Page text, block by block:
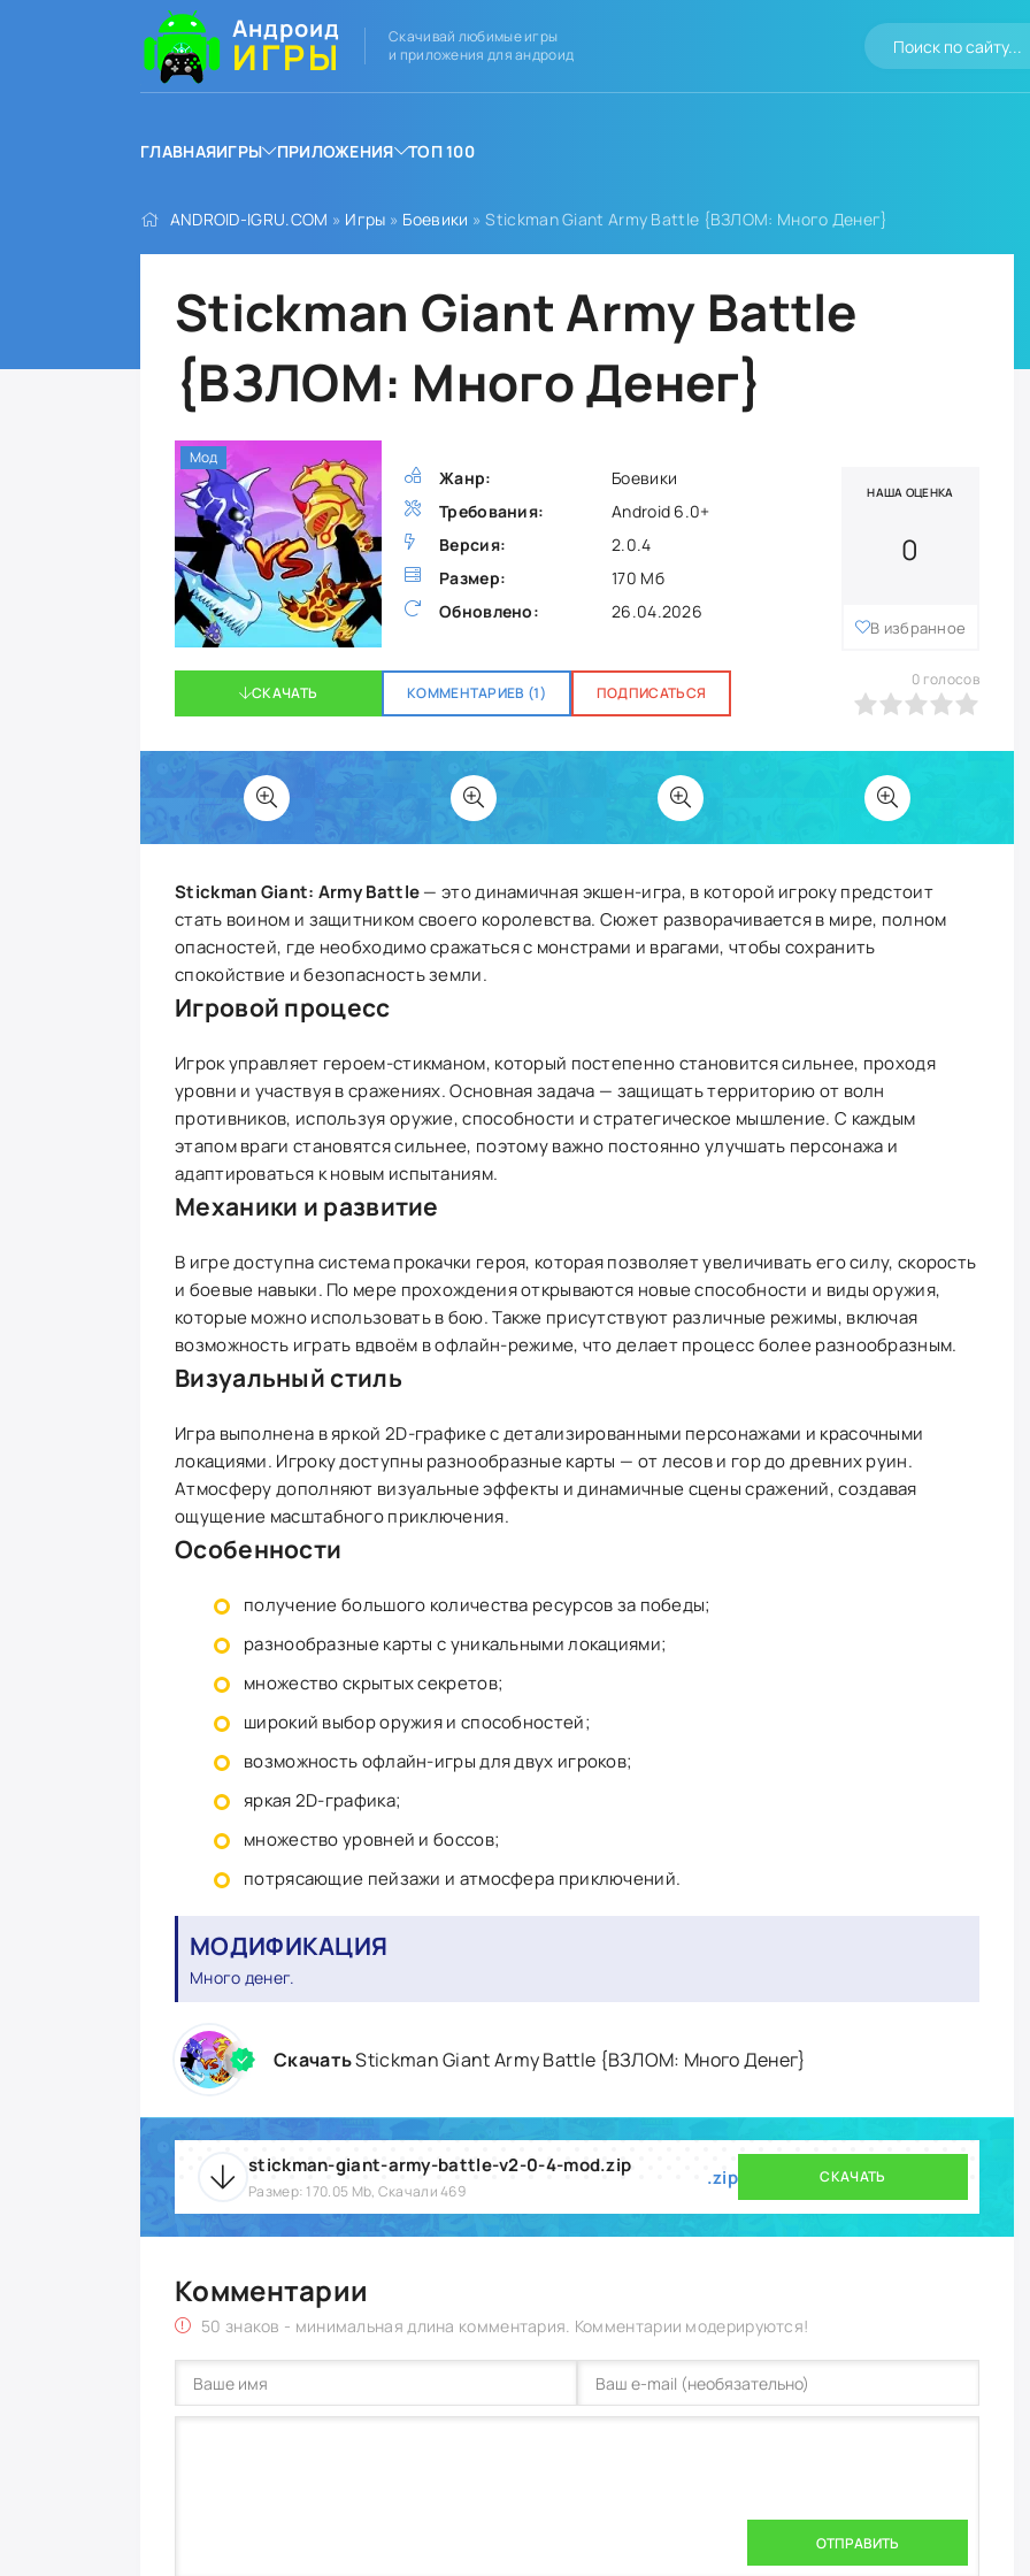
Андроид
ИГРЫ
Скачивай любимые игры
и приложения для андроид
ГЛАВНАЯИГРЫ ПРИЛОЖЕНИЯ ТОП 100
ANDROID-IGRU.COM » Игры » Боевики » Stickman Giant Army Battle {ВЗЛОМ: Много Денег}
Stickman Giant Army Battle
{ВЗЛОМ: Много Денег}
Жанр:
Боевики
Требования:
Android 6.0+
Версия:
2.0.4
Размер:
170 Мб
Обновлено:
26.04.2026
НАША ОЦЕНКА
0
В избранное
СКАЧАТЬ КОММЕНТАРИЕВ (1) ПОДПИСАТЬСЯ
0
0 голосов
Мод
Stickman Giant: Army Battle— это динамичная экшен-игра, в которой игроку предстоит
стать воином и защитником своего королевства. Сюжет разворачивается в мире, полном
опасностей, где необходимо сражаться с монстрами и врагами, чтобы сохранить
спокойствие и безопасность земли.
Игровой процесс
Игрок управляет героем-стикманом, который постепенно становится сильнее, проходя
уровни и участвуя в сражениях. Основная задача — защищать территорию от волн
противников, используя оружие, способности и стратегическое мышление. С каждым
этапом враги становятся сильнее, поэтому важно постоянно улучшать персонажа и
адаптироваться к новым испытаниям.
Механики и развитие
В игре доступна система прокачки героя, которая позволяет увеличивать его силу, скорость
и боевые навыки. По мере прохождения открываются новые способности и виды оружия,
которые можно использовать в бою. Также присутствуют различные режимы, включая
возможность играть вдвоём в офлайн-режиме, что делает процесс более разнообразным.
Визуальный стиль
Игра выполнена в яркой 2D-графике с детализированными персонажами и красочными
локациями. Игроку доступны разнообразные карты — от лесов и гор до древних руин.
Атмосферу дополняют визуальные эффекты и динамичные сцены сражений, создавая
ощущение масштабного приключения.
Особенности
получение большого количества ресурсов за победы;
разнообразные карты с уникальными локациями;
множество скрытых секретов;
широкий выбор оружия и способностей;
возможность офлайн-игры для двух игроков;
яркая 2D-графика;
множество уровней и боссов;
потрясающие пейзажи и атмосфера приключений.
МОДИФИКАЦИЯ
Много денег.
СкачатьStickman Giant Army Battle {ВЗЛОМ: Много Денег}
stickman-giant-army-battle-v2-0-4-mod.zip
Размер: 170.05 Mb, Скачали 469
.zip СКАЧАТЬ
Комментарии
50 знаков - минимальная длина комментария. Комментарии модерируются!
ОТПРАВИТЬ